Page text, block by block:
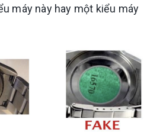
máy này hay một kiểu máy